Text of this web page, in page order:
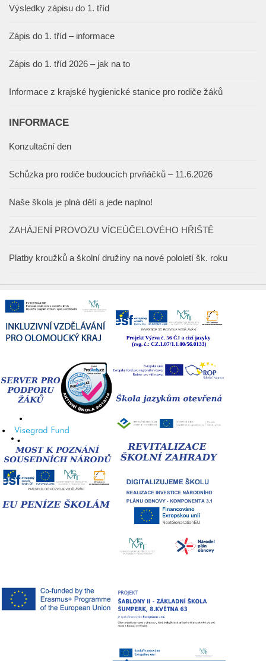
Výsledky zápisu do 1. tříd
Zápis do 1. tříd – informace
Zápis do 1. tříd 2026 – jak na to
Informace z krajské hygienické stanice pro rodiče žáků
INFORMACE
Konzultační den
Schůzka pro rodiče budoucích prvňáčků – 11.6.2026
Naše škola je plná dětí a jede naplno!
ZAHÁJENÍ PROVOZU VÍCEÚČELOVÉHO HŘIŠTĚ
Platby kroužků a školní družiny na nové pololetí šk. roku